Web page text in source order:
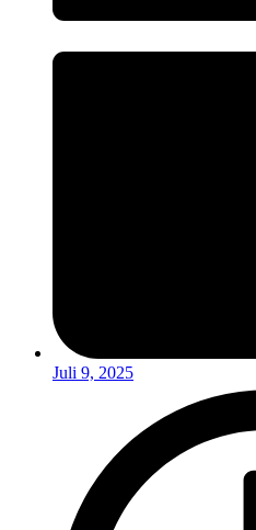
Juli 9, 2025